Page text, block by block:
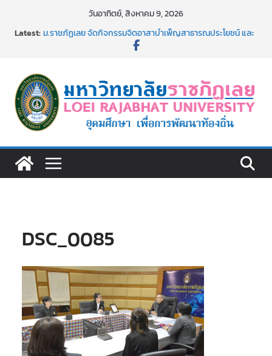
วันอาทิตย์, สิงหาคม 9, 2026
Latest:ม.ราชภัฏเลย จัดกิจกรรมจิตอาสาบำเพ็ญสาธารณประโยชน์ และ
เงินรายได้
ม.ราชภัฏเลย จัดมหกรรมวิชาการ เปิดบ้าน LRU ครั้งที่ 4 เปิดให้
นักเรียนมัธยมปลายค้นหาสาขาวิชาในฝัน สู่อนาคตที่ใช่
อธิการบดี มรภ.เลย ร่วมประชุมชี้แจงกับคณะอนุกรรมาธิการ
ประจำปีงบประมาณ พ.ศ. 2570
๑,๙๗๒ ชุด โดยวิธีเฉพาะเจาะจง
DSC_0085